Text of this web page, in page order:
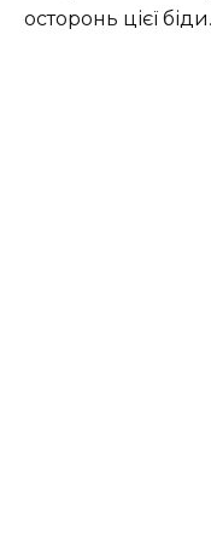
осторонь цієї біди.